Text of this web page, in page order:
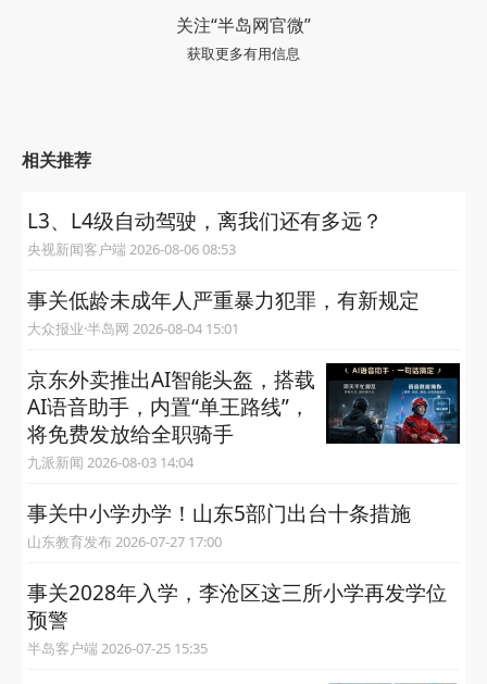
关注“半岛网官微”
获取更多有用信息
相关推荐
L3、L4级自动驾驶，离我们还有多远？
央视新闻客户端 2026-08-06 08:53
事关低龄未成年人严重暴力犯罪，有新规定
大众报业·半岛网 2026-08-04 15:01
京东外卖推出AI智能头盔，搭载
AI语音助手，内置“单王路线”，
将免费发放给全职骑手
九派新闻 2026-08-03 14:04
事关中小学办学！山东5部门出台十条措施
山东教育发布 2026-07-27 17:00
事关2028年入学，李沧区这三所小学再发学位
预警
半岛客户端 2026-07-25 15:35